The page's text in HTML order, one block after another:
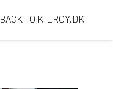
BACK TO KILROY.DK